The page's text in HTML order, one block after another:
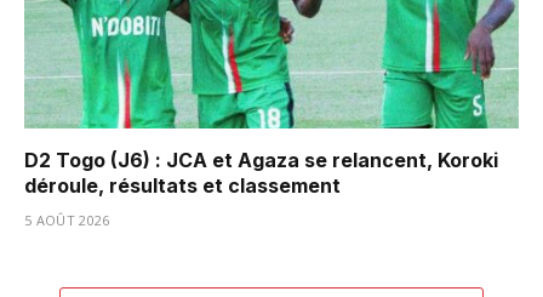
D2 Togo (J6) : JCA et Agaza se relancent, Koroki
déroule, résultats et classement
5 AOÛT 2026